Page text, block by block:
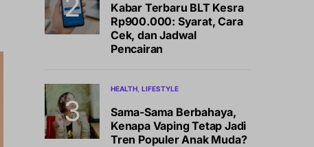
Kabar Terbaru BLT Kesra
Rp900.000: Syarat, Cara
Cek, dan Jadwal
Pencairan
HEALTH LIFESTYLE
Sama-Sama Berbahaya,
Kenapa Vaping Tetap Jadi
Tren Populer Anak Muda?